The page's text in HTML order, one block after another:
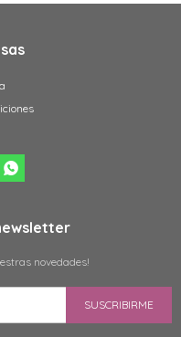

novedades!
SUSCRIBIRME